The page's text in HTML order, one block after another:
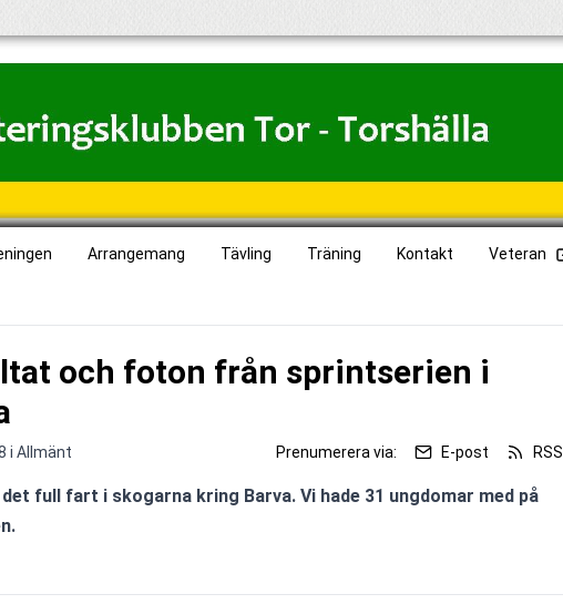
Arrangemang Tävling Träning Kontakt Veteran
och foton från sprintserien i
i Allmänt Prenumerera via: E-post RSS
det full fart i skogarna kring Barva. Vi hade 31 ungdomar med på